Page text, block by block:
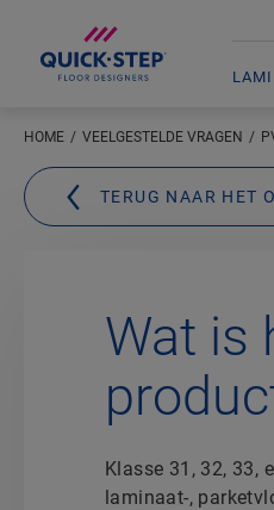
HOME VEELGESTELDE VRAGEN
TERUG NAAR HET
Wat is
Klasse 31, 32, 33,
laminaat-,